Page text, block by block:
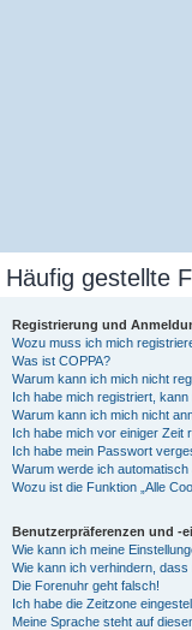
Häufig gestellte
Registrierung und
Wozu muss ich mich
Was ist COPPA?
Warum kann ich mich nicht
Ich habe mich registriert,
Warum kann ich mich nicht
Ich habe mich vor einiger Zeit
Ich habe mein Passwort
Warum werde ich automatisch
Wozu ist die Funktion „Alle
Benutzerpräferenzen und -
Wie kann ich meine
Wie kann ich verhindern,
Die Forenuhr geht falsch!
Ich habe die Zeitzone
Meine Sprache steht auf